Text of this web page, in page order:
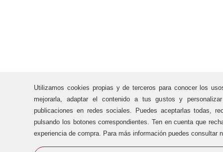
Utilizamos cookies propias y de terceros para conocer los
mejorarla, adaptar el contenido a tus gustos y
publicaciones en redes sociales. Puedes aceptarlas todas,
pulsando los botones correspondientes. Ten en cuenta que
experiencia de compra. Para más información puedes consultar